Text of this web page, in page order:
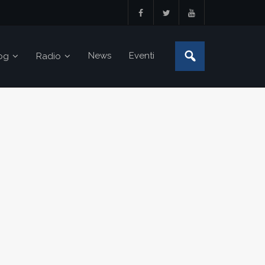
Radio News Eventi